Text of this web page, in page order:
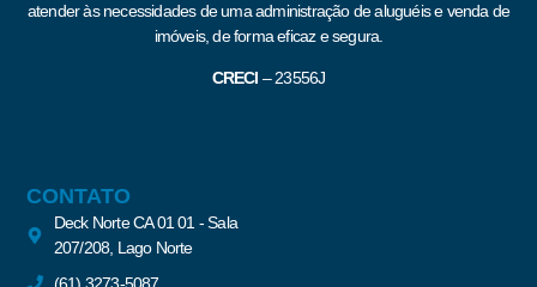
atender às necessidades de uma administração de aluguéis e venda de
imóveis, de forma eficaz e segura.
CRECI –23556J
CONTATO
Deck Norte CA 01 01 - Sala
207/208, Lago Norte
(61) 3273-5087